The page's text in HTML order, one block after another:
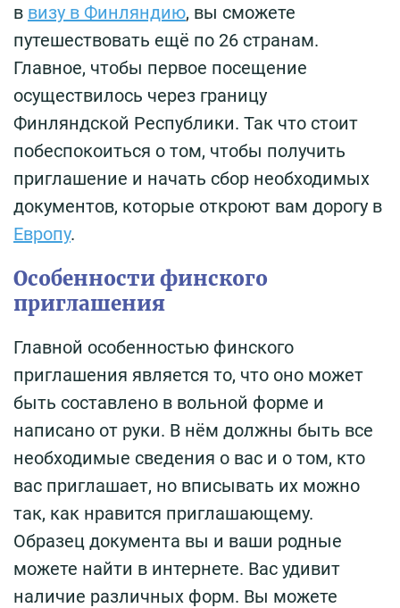
в визу в Финляндию, вы сможете
путешествовать ещё по 26 странам.
Главное, чтобы первое посещение
осуществилось через границу
Финляндской Республики. Так что стоит
побеспокоиться о том, чтобы получить
приглашение и начать сбор необходимых
документов, которые откроют вам дорогу в
Европу.
Особенности финского
приглашения
Главной особенностью финского
приглашения является то, что оно может
быть составлено в вольной форме и
написано от руки. В нём должны быть все
необходимые сведения о вас и о том, кто
вас приглашает, но вписывать их можно
так, как нравится приглашающему.
Образец документа вы и ваши родные
можете найти в интернете. Вас удивит
наличие различных форм. Вы можете